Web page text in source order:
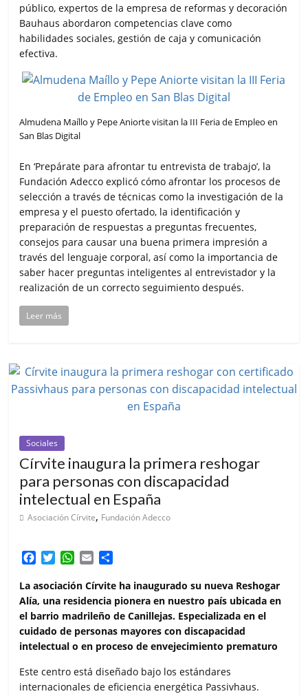
público, expertos de la empresa de reformas y decoración
Bauhaus abordaron competencias clave como
habilidades sociales, gestión de caja y comunicación
efectiva.
Almudena Maíllo y Pepe Aniorte visitan la III Feria de Empleo en
San Blas Digital
En ‘Prepárate para afrontar tu entrevista de trabajo’, la
Fundación Adecco explicó cómo afrontar los procesos de
selección a través de técnicas como la investigación de la
empresa y el puesto ofertado, la identificación y
preparación de respuestas a preguntas frecuentes,
consejos para causar una buena primera impresión a
través del lenguaje corporal, así como la importancia de
saber hacer preguntas inteligentes al entrevistador y la
realización de un correcto seguimiento después.
Leer más
Sociales
Círvite inaugura la primera reshogar
para personas con discapacidad
intelectual en España
Asociación Círvite, Fundación Adecco
c
e
b
o
o
k
i
t
t
e
W
a
t
s
A
p
p
a
i
l
m
p
a
r
i
r
La asociación Círvite ha inaugurado su nueva Reshogar
Alía, una residencia pionera en nuestro país ubicada en
el barrio madrileño de Canillejas. Especializada en el
cuidado de personas mayores con discapacidad
intelectual o en proceso de envejecimiento prematuro
Este centro está diseñado bajo los estándares
internacionales de eficiencia energética Passivhaus.